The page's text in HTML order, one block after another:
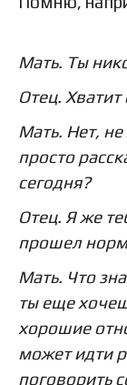
Мать. Ты
Отец.
Мать. Нет,
просто
сегодня?
Отец. Я же
прошел
Мать. Что
ты еще
хорошие
может идти
поговорить